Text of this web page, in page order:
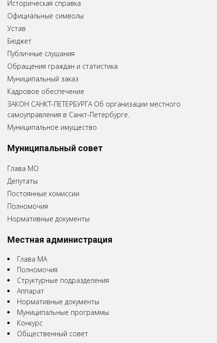
Историческая справка
Официальные символы
Устав
Бюджет
Публичные слушания
Обращения граждан и статистика
Муниципальный заказ
Кадровое обеспечение
ЗАКОН САНКТ-ПЕТЕРБУРГА Об организации местного
самоуправления в Санкт-Петербурге.
Муниципальное имущество
Муниципальный совет
Глава МО
Депутаты
Постоянные комиссии
Полномочия
Нормативные документы
Местная администрация
Глава МА
Полномочия
Структурные подразделения
Аппарат
Нормативные документы
Муниципальные программы
Конкурс
Общественный совет